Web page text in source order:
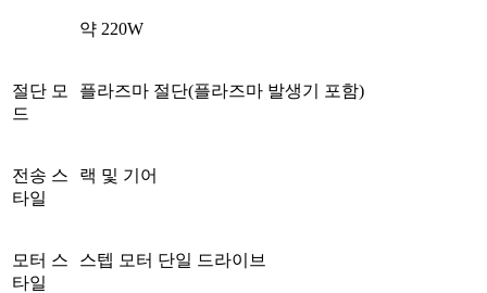
약 220W
절단 모
드
플라즈마 절단(플라즈마 발생기 포함)
전송 스
타일
랙 및 기어
모터 스
타일
스텝 모터 단일 드라이브